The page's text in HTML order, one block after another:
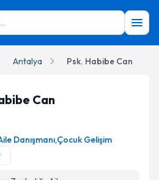
Antalya Psk. Habibe Can
Can
Danışmanı,Çocuk Gelişim